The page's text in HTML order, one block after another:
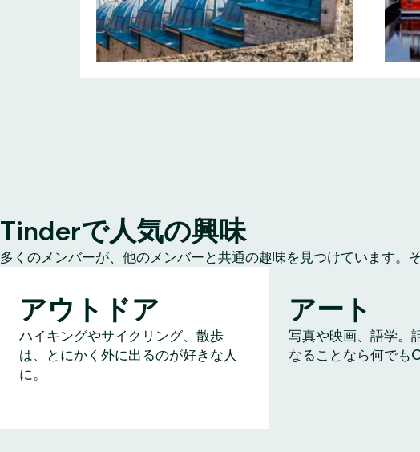
Tinderで人気の興味
多くのメンバーが、他のメンバーと共通の趣味を見つけています。
アウトドア
ハイキングやサイクリング、散歩
は、とにかく外に出るのが好きな人
に。
アート
写真や映画、語学。
なることなら何でも